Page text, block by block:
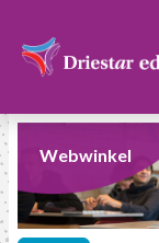
Webwinkel